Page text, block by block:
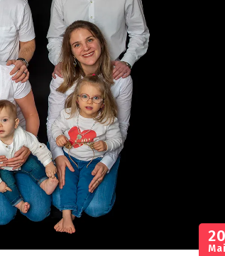
20
Mai